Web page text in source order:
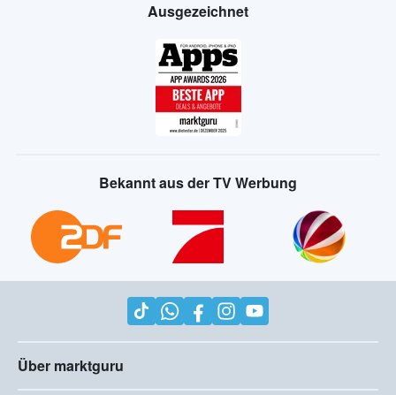
Ausgezeichnet
Bekannt aus der TV Werbung
Über marktguru